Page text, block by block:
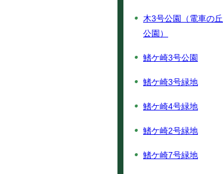
木3号公園（電車の丘
公園）
鰭ケ崎3号公園
鰭ケ崎3号緑地
鰭ケ崎4号緑地
鰭ケ崎2号緑地
鰭ケ崎7号緑地